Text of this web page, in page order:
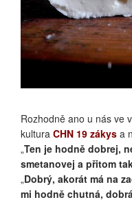
Rozhodně ano u nás ve
kultura CHN 19 zákys a
„Ten je hodně dobrej,
smetanovej a přitom
„Dobrý, akorát má na
mi hodně chutná,